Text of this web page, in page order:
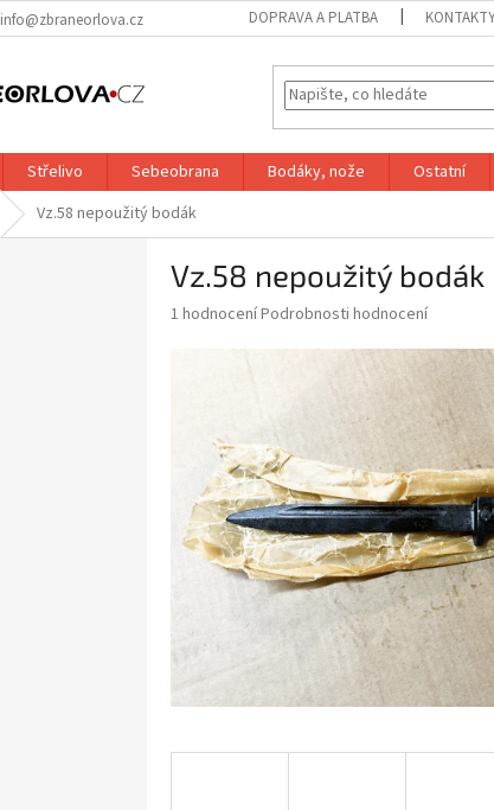
info@zbraneorlova.cz DOPRAVA A PLATBA
Střelivo Sebeobrana Bodáky, nože Ostatní
Vz.58 nepoužitý bodák
Vz.58 nepoužitý bodák
Průměrné
hvězdiček.
1 hodnoceníPodrobnosti hodnocení